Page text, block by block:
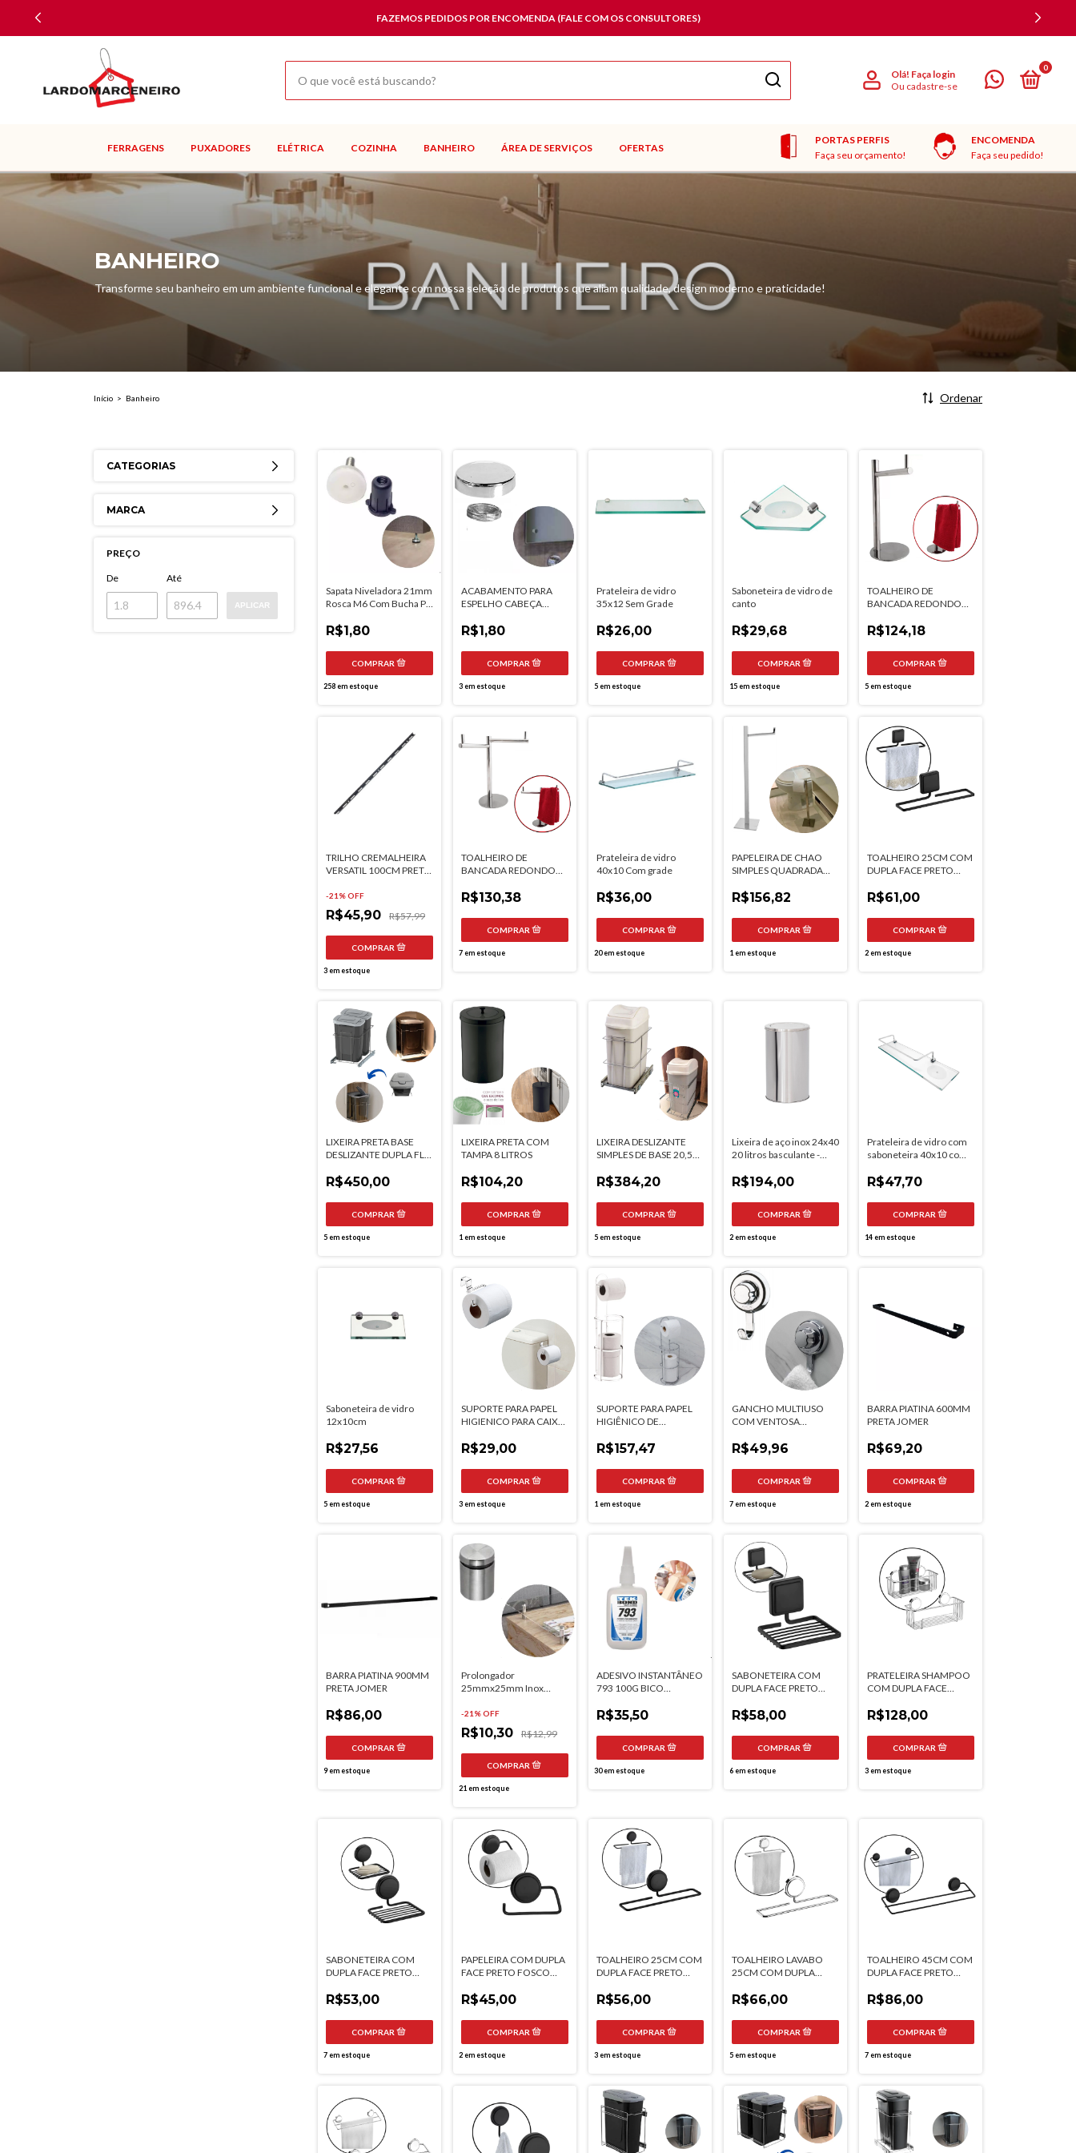
FAZEMOS PEDIDOS POR ENCOMENDA (FALE COM OS CONSULTORES)
Olá! Faça login
Ou cadastre-se
0
FERRAGENS PUXADORES ELÉTRICA COZINHA BANHEIRO ÁREA DE SERVIÇOS OFERTAS
PORTAS PERFIS
Faça seu orçamento!
ENCOMENDA
Faça seu pedido!
BANHEIRO
Transforme seu banheiro em um ambiente funcional e elegante com nossa seleção de produtos que aliam qualidade, design moderno e praticidade!
Início > Banheiro Ordenar
CATEGORIAS
MARCA
PREÇO
De Até
APLICAR
Sapata Niveladora 21mm
Rosca M6 Com Bucha Pé
R$1,80
258em estoque
ACABAMENTO PARA
ESPELHO CABEÇA
R$1,80
3em estoque
Prateleira de vidro
35x12 Sem Grade
R$26,00
5em estoque
Saboneteira de vidro de
canto
R$29,68
15em estoque
TOALHEIRO DE
BANCADA REDONDO
R$124,18
5em estoque
TRILHO CREMALHEIRA
VERSATIL 100CM PRETO
-21 % OFF
R$45,90 R$57,99
3em estoque
TOALHEIRO DE
BANCADA REDONDO
R$130,38
7em estoque
Prateleira de vidro
40x10 Com grade
R$36,00
20em estoque
PAPELEIRA DE CHAO
SIMPLES QUADRADA
R$156,82
1 em estoque
TOALHEIRO 25CM COM
DUPLA FACE PRETO
R$61,00
2em estoque
LIXEIRA PRETA BASE
DESLIZANTE DUPLA FLIP
CLICK
R$450,00
5em estoque
LIXEIRA PRETA COM
TAMPA 8 LITROS
R$104,20
1 em estoque
LIXEIRA DESLIZANTE
SIMPLES DE BASE 20,5
R$384,20
5em estoque
Lixeira de aço inox 24x40
20 litros basculante -
R$194,00
2em estoque
Prateleira de vidro com
saboneteira 40x10 com
R$47,70
14em estoque
Saboneteira de vidro
12x10cm
R$27,56
5em estoque
SUPORTE PARA PAPEL
HIGIENICO PARA CAIXA
R$29,00
3em estoque
SUPORTE PARA PAPEL
HIGIÊNICO DE
RESERVA FUTURE
R$157,47
1 em estoque
GANCHO MULTIUSO
COM VENTOSA
R$49,96
7em estoque
BARRA PIATINA 600MM
PRETA JOMER
R$69,20
2em estoque
BARRA PIATINA 900MM
PRETA JOMER
R$86,00
9em estoque
Prolongador
25mmx25mm Inox
-21 % OFF
R$10,30 R$12,99
21 em estoque
ADESIVO INSTANTÂNEO
793 100G BICO
TEKBOND
R$35,50
30em estoque
SABONETEIRA COM
DUPLA FACE PRETO
R$58,00
6em estoque
PRATELEIRA SHAMPOO
COM DUPLA FACE
R$128,00
3em estoque
SABONETEIRA COM
DUPLA FACE PRETO
R$53,00
7em estoque
PAPELEIRA COM DUPLA
FACE PRETO FOSCO
R$45,00
2em estoque
TOALHEIRO 25CM COM
DUPLA FACE PRETO
R$56,00
3em estoque
TOALHEIRO LAVABO
25CM COM DUPLA
R$66,00
5em estoque
TOALHEIRO 45CM COM
DUPLA FACE PRETO
R$86,00
7em estoque